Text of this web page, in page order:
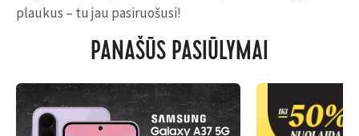
plaukus – tu jau pasiruošusi!
PANAŠŪS PASIŪLYMAI